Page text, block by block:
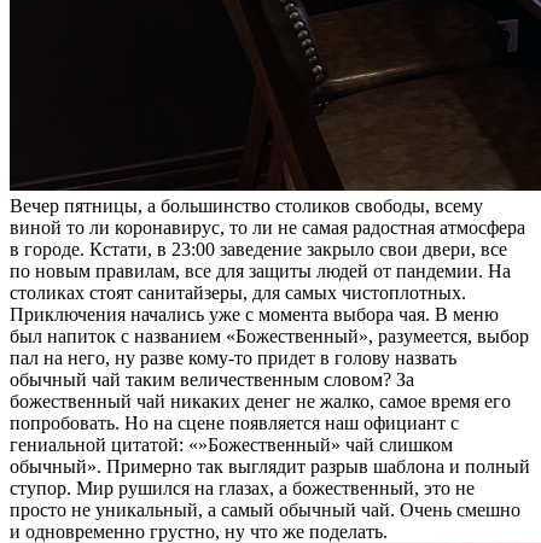
Вечер пятницы, а большинство столиков свободы, всему
виной то ли коронавирус, то ли не самая радостная атмосфера
в городе. Кстати, в 23:00 заведение закрыло свои двери, все
по новым правилам, все для защиты людей от пандемии. На
столиках стоят санитайзеры, для самых чистоплотных.
Приключения начались уже с момента выбора чая. В меню
был напиток с названием «Божественный», разумеется, выбор
пал на него, ну разве кому-то придет в голову назвать
обычный чай таким величественным словом? За
божественный чай никаких денег не жалко, самое время его
попробовать. Но на сцене появляется наш официант с
гениальной цитатой: «»Божественный» чай слишком
обычный». Примерно так выглядит разрыв шаблона и полный
ступор. Мир рушился на глазах, а божественный, это не
просто не уникальный, а самый обычный чай. Очень смешно
и одновременно грустно, ну что же поделать.